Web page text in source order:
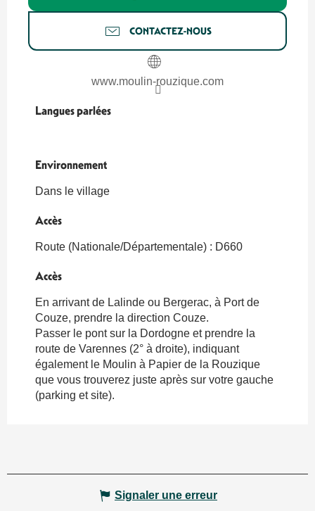
CONTACTEZ-NOUS
www.moulin-rouzique.com
Langues parlées
Langues parlées
Environnement
Environnement
Dans le village
Accès
Accès
Route (Nationale/Départementale) : D660
Accès
Accès
En arrivant de Lalinde ou Bergerac, à Port de
Couze, prendre la direction Couze.
Passer le pont sur la Dordogne et prendre la
route de Varennes (2° à droite), indiquant
également le Moulin à Papier de la Rouzique
que vous trouverez juste après sur votre gauche
(parking et site).
Signaler une erreur